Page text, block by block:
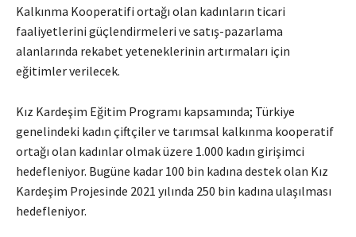
Kalkınma Kooperatifi ortağı olan kadınların ticari
faaliyetlerini güçlendirmeleri ve satış-pazarlama
alanlarında rekabet yeteneklerinin artırmaları için
eğitimler verilecek.
Kız Kardeşim Eğitim Programı kapsamında; Türkiye
genelindeki kadın çiftçiler ve tarımsal kalkınma kooperatif
ortağı olan kadınlar olmak üzere 1.000 kadın girişimci
hedefleniyor. Bugüne kadar 100 bin kadına destek olan Kız
Kardeşim Projesinde 2021 yılında 250 bin kadına ulaşılması
hedefleniyor.